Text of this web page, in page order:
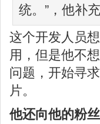
统。”，他补充
这个开发人员
用，但是他不
问题，开始寻
片。
他还向他的粉